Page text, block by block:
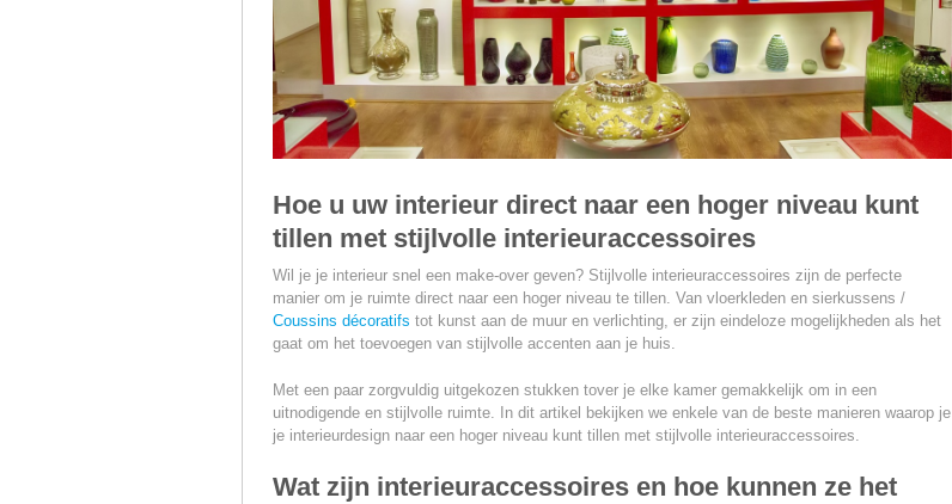
Hoe u uw interieur direct naar een hoger niveau kunt
tillen met stijlvolle interieuraccessoires
Wil je je interieur snel een make-over geven? Stijlvolle interieuraccessoires zijn de perfecte
manier om je ruimte direct naar een hoger niveau te tillen. Van vloerkleden en sierkussens /
Coussins décoratifs tot kunst aan de muur en verlichting, er zijn eindeloze mogelijkheden als het
gaat om het toevoegen van stijlvolle accenten aan je huis.
Met een paar zorgvuldig uitgekozen stukken tover je elke kamer gemakkelijk om in een
uitnodigende en stijlvolle ruimte. In dit artikel bekijken we enkele van de beste manieren waarop je
je interieurdesign naar een hoger niveau kunt tillen met stijlvolle interieuraccessoires.
Wat zijn interieuraccessoires en hoe kunnen ze het